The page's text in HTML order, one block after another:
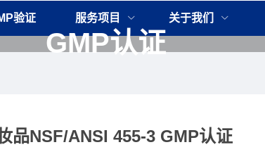
验证 服务项目 关于我们
GMP认证
品NSF/ANSI 455-3 GMP认证